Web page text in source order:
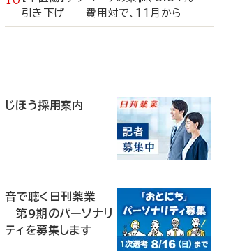
引き下げ 費用対で、11月から
じほう採用案内
音で聴く日刊薬業
第9期のパーソナリ
ティを募集します